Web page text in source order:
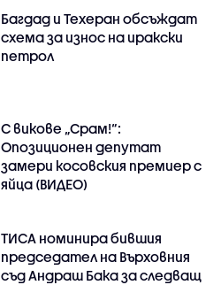
Багдад и Техеран обсъждат
схема за износ на иракски
петрол
С викове „Срам!“:
Опозиционен депутат
замери косовския премиер с
яйца (ВИДЕО)
ТИСА номинира бившия
председател на Върховния
съд Андраш Бака за следващ